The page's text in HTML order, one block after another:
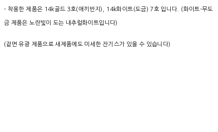
- 착용한 제품은 14k골드 3호(애끼반지), 14k화이트(도금) 7호 입니다. (화이트-무도
금 제품은 노란빛이 도는 내추럴화이트입니다)
(겉면 유광 제품으로 새제품에도 미세한 잔기스가 있을 수 있습니다)